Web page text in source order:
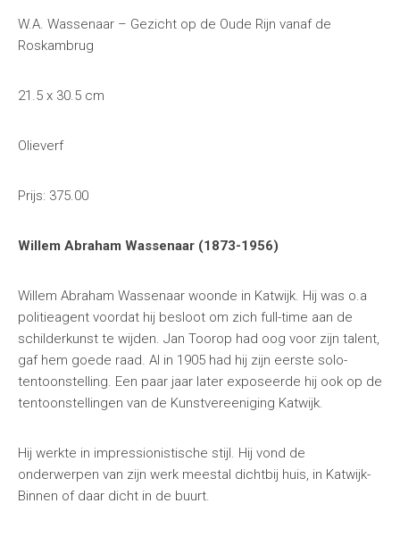
W.A. Wassenaar – Gezicht op de Oude Rijn vanaf de
Roskambrug
21.5 x 30.5 cm
Olieverf
Prijs: 375.00
Willem Abraham Wassenaar (1873-1956)
Willem Abraham Wassenaar woonde in Katwijk. Hij was o.a
politieagent voordat hij besloot om zich full-time aan de
schilderkunst te wijden. Jan Toorop had oog voor zijn talent,
gaf hem goede raad. Al in 1905 had hij zijn eerste solo-
tentoonstelling. Een paar jaar later exposeerde hij ook op de
tentoonstellingen van de Kunstvereeniging Katwijk.
Hij werkte in impressionistische stijl. Hij vond de
onderwerpen van zijn werk meestal dichtbij huis, in Katwijk-
Binnen of daar dicht in de buurt.